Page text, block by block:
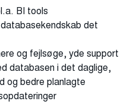
BI tools
det
og fejlsøge, yde support
databasen i det daglige,
og bedre planlagte